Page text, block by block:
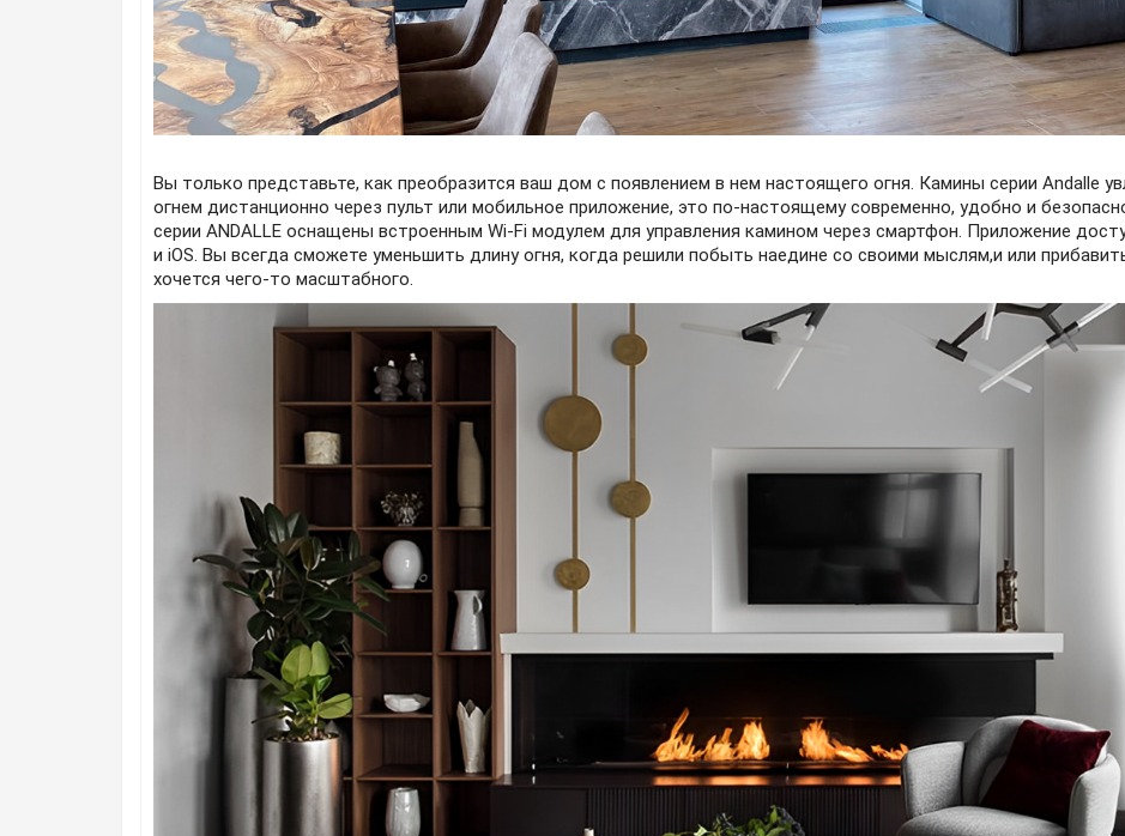
Вы только представьте, как преобразится ваш дом с появлением в нем настоящего огня. Камины серии Andalle
огнем дистанционно через пульт или мобильное приложение, это по-настоящему современно, удобно и
серии ANDALLE оснащены встроенным Wi-Fi модулем для управления камином через смартфон. Приложение
и iOS. Вы всегда сможете уменьшить длину огня, когда решили побыть наедине со своими мыслям,и или
хочется чего-то масштабного.